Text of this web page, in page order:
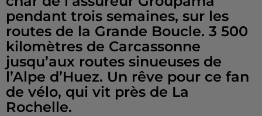
pendant trois semaines, sur les
routes de la Grande Boucle. 3 500
kilomètres de Carcassonne
jusqu’aux routes sinueuses de
l’Alpe d’Huez. Un rêve pour ce fan
de vélo, qui vit près de La
Rochelle.